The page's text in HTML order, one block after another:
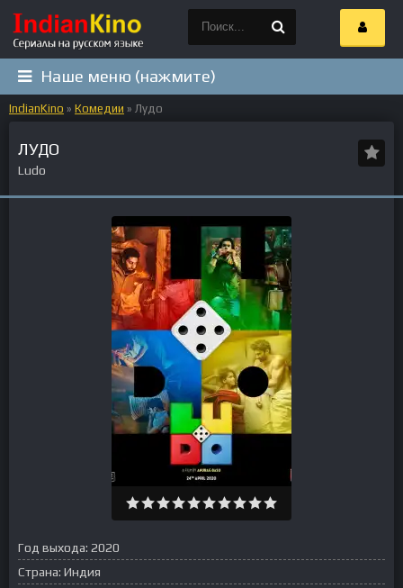
Наше меню (нажмите)
IndianKino » Комедии » Лудо
ЛУДО
Ludo
Год выхода: 2020
Страна: Индия